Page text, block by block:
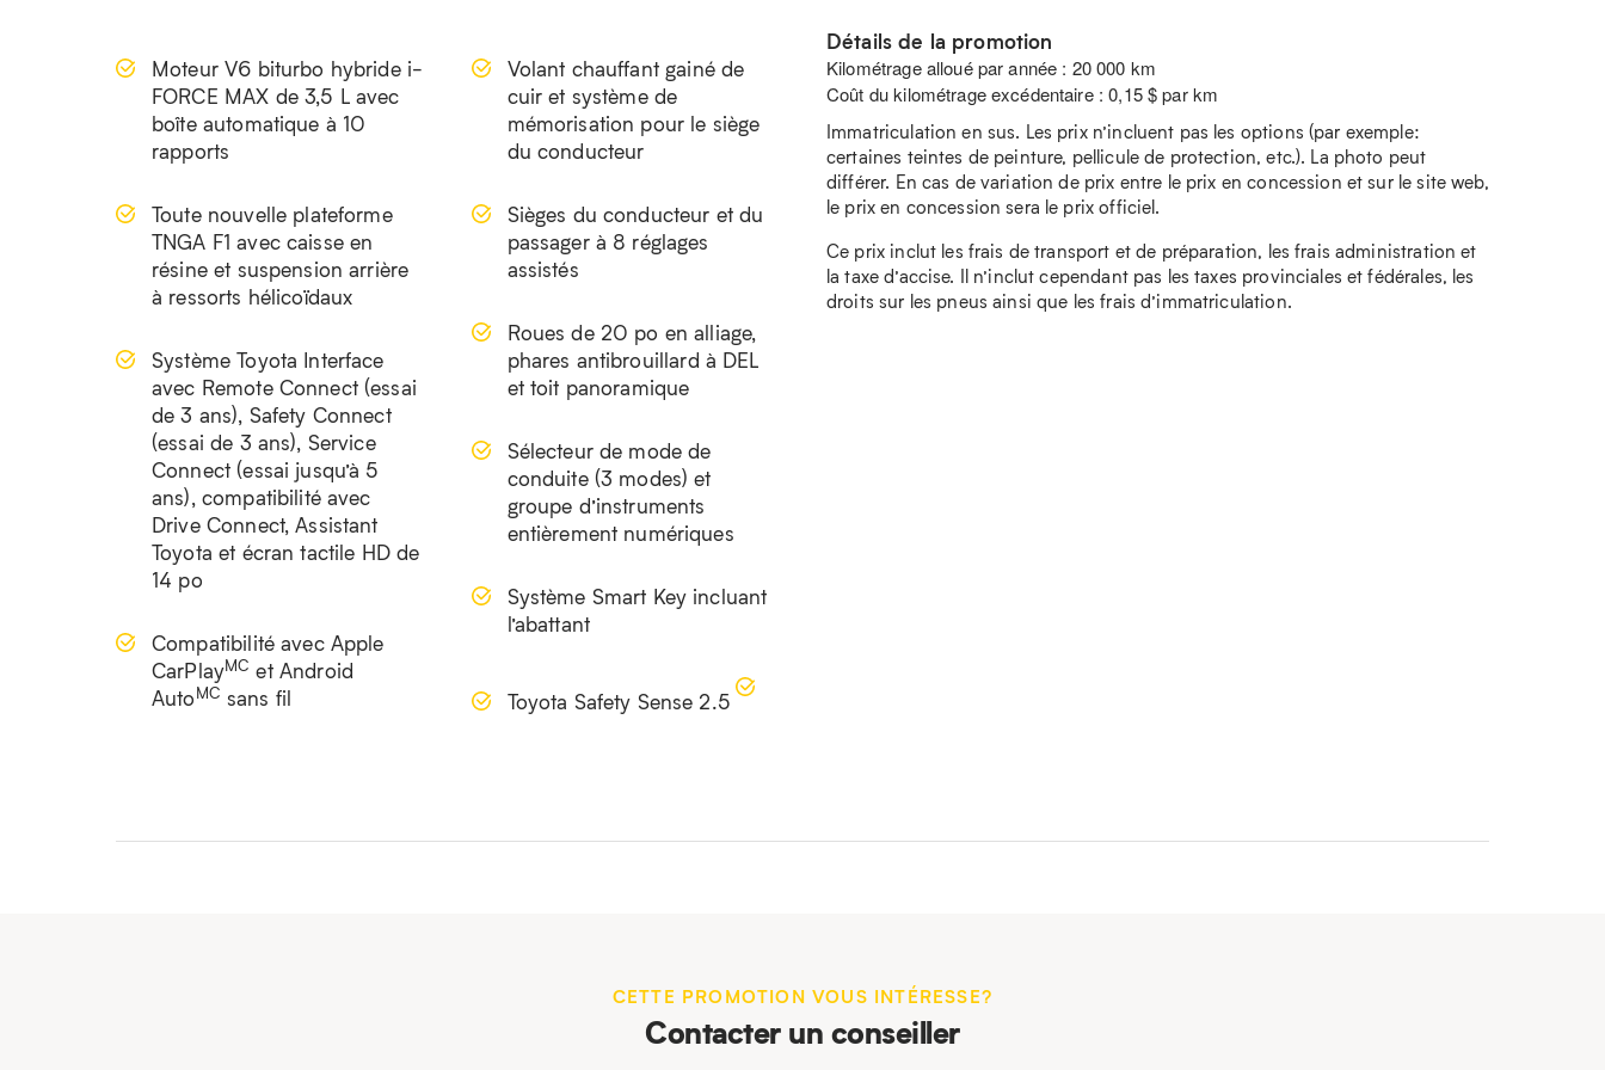
Moteur V6 biturbo hybride i-
FORCE MAX de 3,5 L avec
boîte automatique à 10
rapports
Toute nouvelle plateforme
TNGA F1 avec caisse en
résine et suspension arrière
à ressorts hélicoïdaux
Système Toyota Interface
avec Remote Connect (essai
de 3 ans), Safety Connect
(essai de 3 ans), Service
Connect (essai jusqu’à 5
ans), compatibilité avec
Drive Connect, Assistant
Toyota et écran tactile HD de
14 po
Compatibilité avec Apple
CarPlayMC et Android
AutoMC sans fil
Volant chauffant gainé de
cuir et système de
mémorisation pour le siège
du conducteur
Sièges du conducteur et du
passager à 8 réglages
assistés
Roues de 20 po en alliage,
phares antibrouillard à DEL
et toit panoramique
Sélecteur de mode de
conduite (3 modes) et
groupe d’instruments
entièrement numériques
Système Smart Key incluant
l’abattant
Toyota Safety Sense 2.5
Détails de la promotion
Kilométrage alloué par année : 20 000 km
Coût du kilométrage excédentaire : 0,15 $ par km
Immatriculation en sus. Les prix n’incluent pas les options (par exemple:
certaines teintes de peinture, pellicule de protection, etc.). La photo peut
différer. En cas de variation de prix entre le prix en concession et sur le site web,
le prix en concession sera le prix officiel.
Ce prix inclut les frais de transport et de préparation, les frais administration et
la taxe d’accise. Il n’inclut cependant pas les taxes provinciales et fédérales, les
droits sur les pneus ainsi que les frais d’immatriculation.
CETTE PROMOTION VOUS INTÉRESSE?
Contacter un conseiller